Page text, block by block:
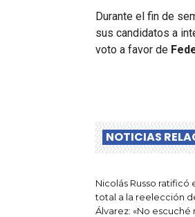
Durante el fin de
sus candidatos a
voto a favor de
NOTICIAS
Nicolás Russo ratificó
total a la reelección
Álvarez: «No escuché